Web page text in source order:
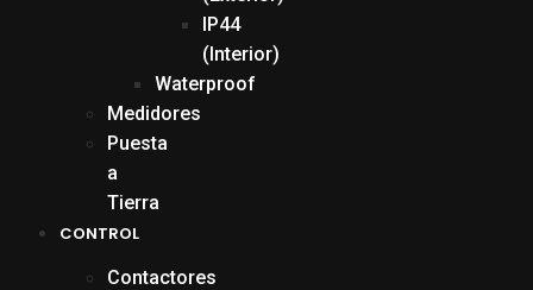
IP44
(Interior)
Waterproof
Medidores
Puesta
a
Tierra
CONTROL
Contactores